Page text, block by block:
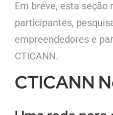
Em breve, esta seção
participantes,
empreendedores e
CTICANN.
CTICANN